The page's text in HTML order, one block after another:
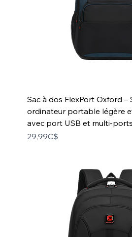
Sac à dos FlexPort Oxford –
ordinateur portable légère
avec port USB et multi-ports
Price
29,99C$